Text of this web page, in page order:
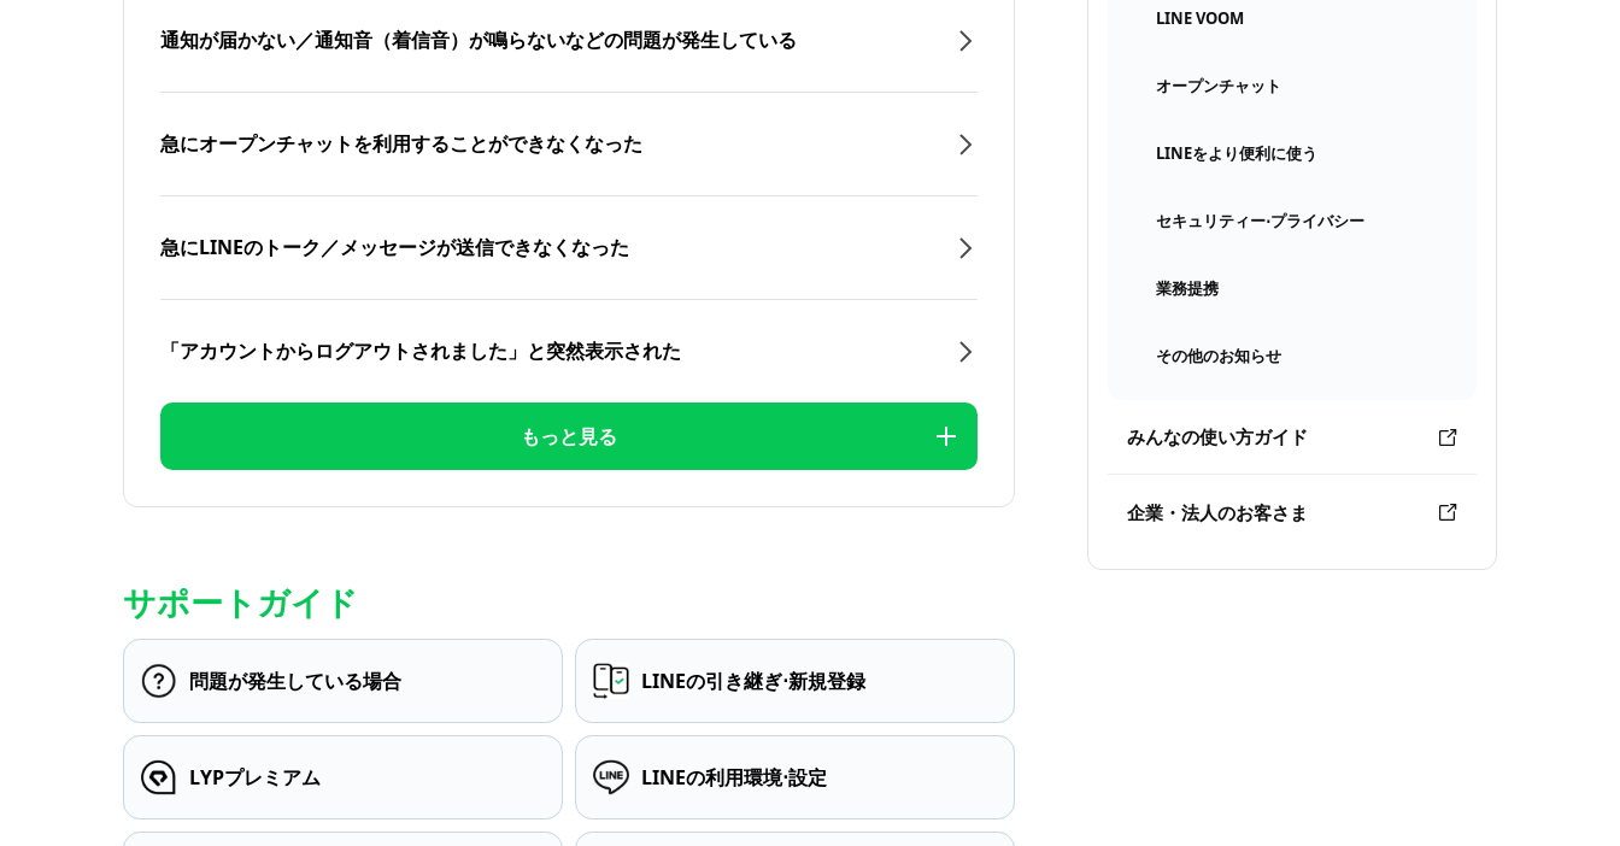
LINE VOOM
オープンチャット
LINEをより便利に使う
セキュリティー⋅プライバシー
業務提携
その他のお知らせ
みんなの使い方ガイド
企業・法人のお客さま
通知が届かない／通知音（着信音）が鳴らないなどの問題が発生している
急にオープンチャットを利用することができなくなった
急にLINEのトーク／メッセージが送信できなくなった
「アカウントからログアウトされました」と突然表示された
もっと見る
サポートガイド
問題が発生している場合 LINEの引き継ぎ⋅新規登録
LYPプレミアム LINEの利用環境⋅設定